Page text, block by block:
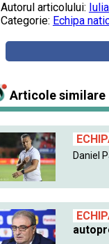
Autorul articolului:
Categorie: Echipa
Articole similare
Daniel